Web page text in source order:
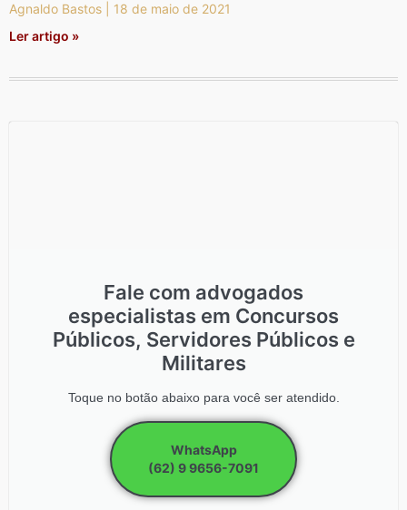
Agnaldo Bastos
18 de maio de 2021
Ler artigo »
Fale com advogados
especialistas em Concursos
Públicos, Servidores Públicos e
Militares
Toque no botão abaixo para você ser atendido.
WhatsApp
(62) 9 9656-7091